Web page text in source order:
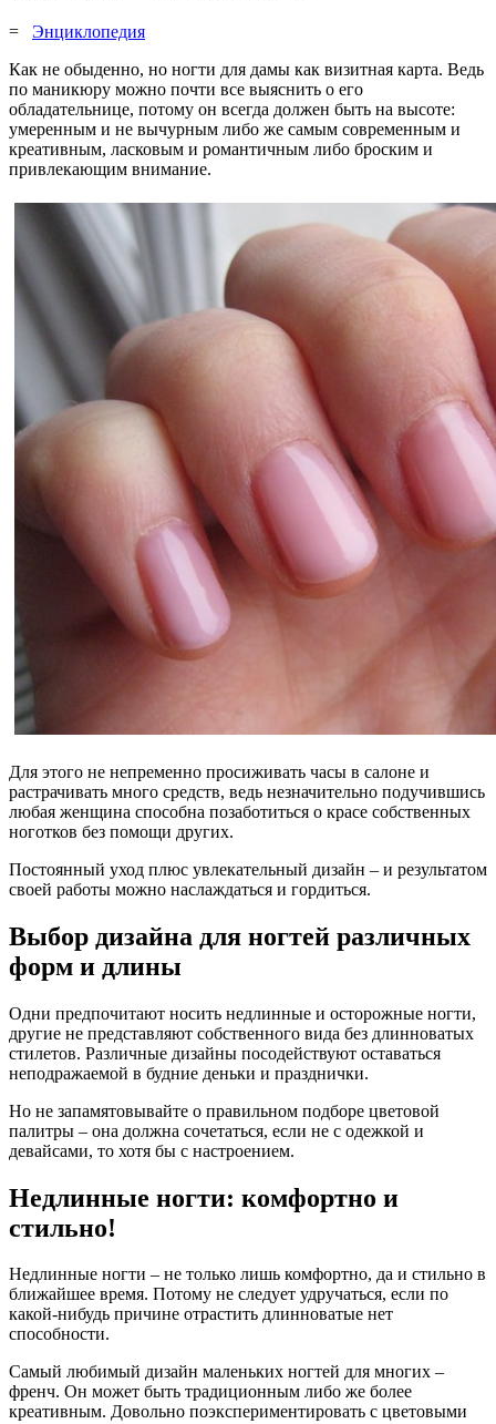
= Энциклопедия
Как не обыденно, но ногти для дамы как визитная карта. Ведь
по маникюру можно почти все выяснить о его
обладательнице, потому он всегда должен быть на высоте:
умеренным и не вычурным либо же самым современным и
креативным, ласковым и романтичным либо броским и
привлекающим внимание.
Для этого не непременно просиживать часы в салоне и
растрачивать много средств, ведь незначительно подучившись
любая женщина способна позаботиться о красе собственных
ноготков без помощи других.
Постоянный уход плюс увлекательный дизайн – и результатом
своей работы можно наслаждаться и гордиться.
Выбор дизайна для ногтей различных
форм и длины
Одни предпочитают носить недлинные и осторожные ногти,
другие не представляют собственного вида без длинноватых
стилетов. Различные дизайны посодействуют оставаться
неподражаемой в будние деньки и празднички.
Но не запамятовывайте о правильном подборе цветовой
палитры – она должна сочетаться, если не с одежкой и
девайсами, то хотя бы с настроением.
Недлинные ногти: комфортно и
стильно!
Недлинные ногти – не только лишь комфортно, да и стильно в
ближайшее время. Потому не следует удручаться, если по
какой-нибудь причине отрастить длинноватые нет
способности.
Самый любимый дизайн маленьких ногтей для многих –
френч. Он может быть традиционным либо же более
креативным. Довольно поэкспериментировать с цветовыми